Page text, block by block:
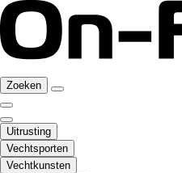
Zoeken
Uitrusting
Vechtsporten
Vechtkunsten